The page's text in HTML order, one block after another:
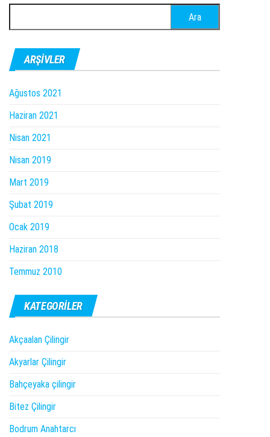
ARŞIVLER
Ağustos 2021
Haziran 2021
Nisan 2021
Nisan 2019
Mart 2019
Şubat 2019
Ocak 2019
Haziran 2018
Temmuz 2010
KATEGORILER
Akçaalan Çilingir
Akyarlar Çilingir
Bahçeyaka çilingir
Bitez Çilingir
Bodrum Anahtarcı